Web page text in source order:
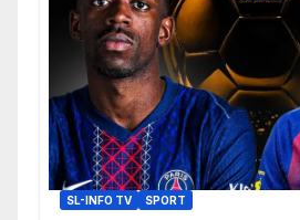
SL-INFO TV SPORT